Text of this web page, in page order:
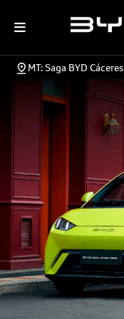
MT: Saga BYD Cáceres